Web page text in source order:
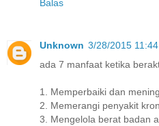
Balas
Unknown 3/28/2015
ada 7 manfaat ketika
1. Memperbaiki dan
2. Memerangi penyakit
3. Mengelola berat badan